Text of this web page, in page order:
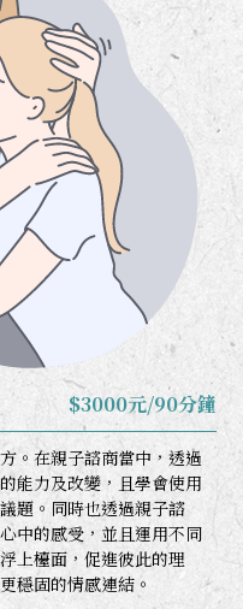
$3000元/90分鐘
。在親子諮商當中，透過
能力及改變，且學會使用
題。同時也透過親子諮
中的感受，並且運用不同
上檯面，促進彼此的理
穩固的情感連結。